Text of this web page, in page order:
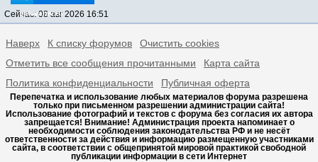
sptovarov.ru
Сейчас: 08 авг 2026 16:51
Наверх К списку форумов
Очистить cookies
Отметить все сообщения прочитанными
Карта сайта
Политика конфиденциальности
Публичная оферта